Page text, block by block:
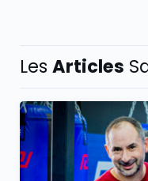
Les Articles